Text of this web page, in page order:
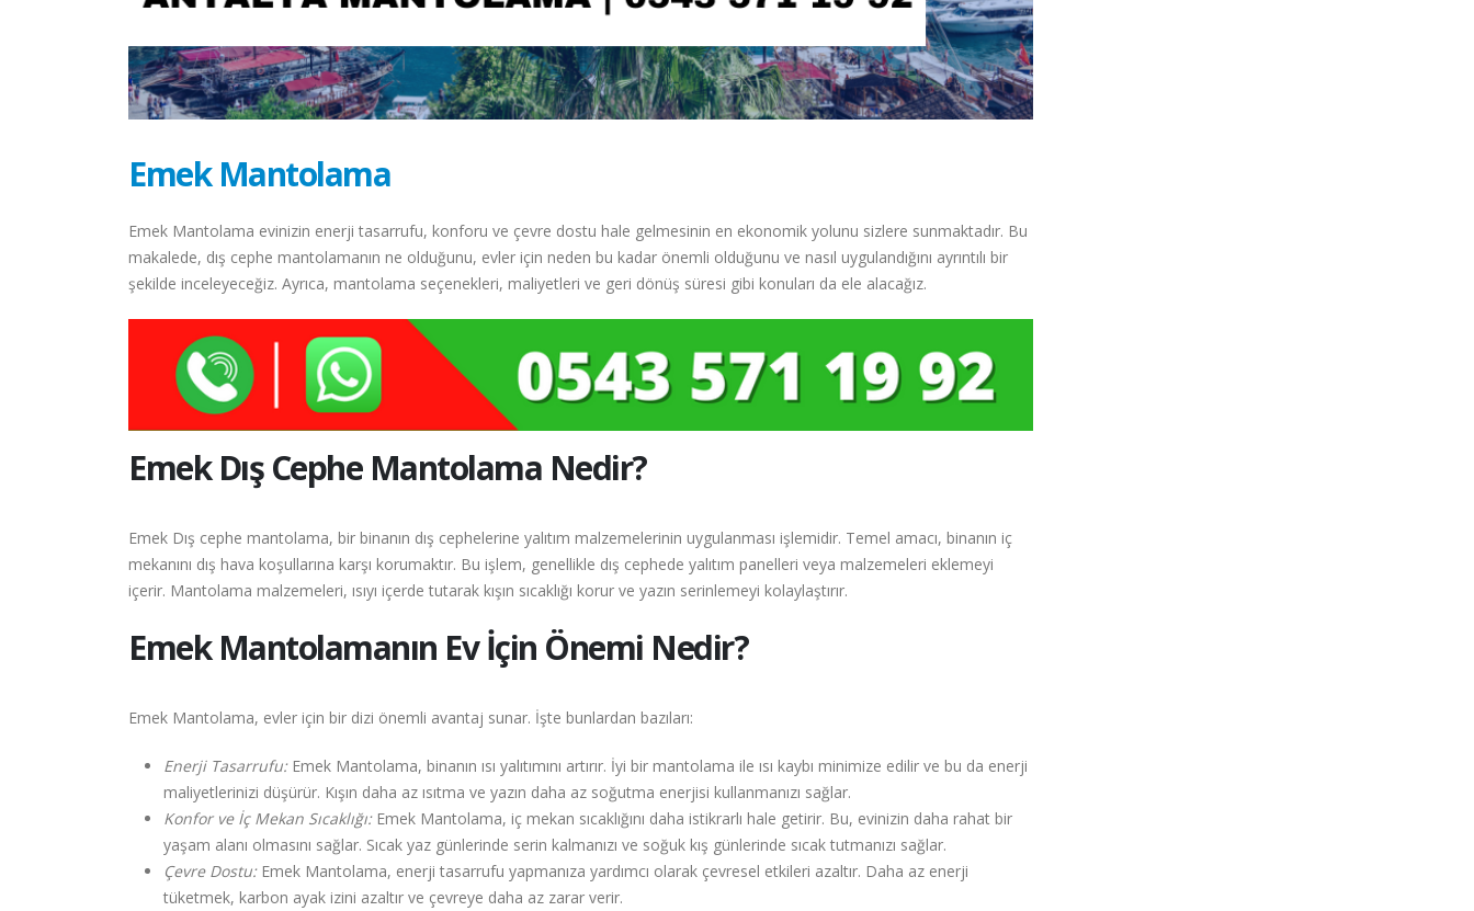
Emek Mantolama
Emek Mantolama evinizin enerji tasarrufu, konforu ve çevre dostu hale gelmesinin en ekonomik yolunu sizlere sunmaktadır. Bu
makalede, dış cephe mantolamanın ne olduğunu, evler için neden bu kadar önemli olduğunu ve nasıl uygulandığını ayrıntılı bir
şekilde inceleyeceğiz. Ayrıca, mantolama seçenekleri, maliyetleri ve geri dönüş süresi gibi konuları da ele alacağız.
EmekDış Cephe Mantolama Nedir?
Emek Dış cephe mantolama, bir binanın dış cephelerine yalıtım malzemelerinin uygulanması işlemidir. Temel amacı, binanın iç
mekanını dış hava koşullarına karşı korumaktır. Bu işlem, genellikle dış cephede yalıtım panelleri veya malzemeleri eklemeyi
içerir. Mantolama malzemeleri, ısıyı içerde tutarak kışın sıcaklığı korur ve yazın serinlemeyi kolaylaştırır.
EmekMantolamanın Ev İçin Önemi Nedir?
Emek Mantolama, evler için bir dizi önemli avantaj sunar. İşte bunlardan bazıları:
Enerji Tasarrufu:Emek Mantolama, binanın ısı yalıtımını artırır. İyi bir mantolama ile ısı kaybı minimize edilir ve bu da enerji
maliyetlerinizi düşürür. Kışın daha az ısıtma ve yazın daha az soğutma enerjisi kullanmanızı sağlar.
Konfor ve İç Mekan Sıcaklığı:Emek Mantolama, iç mekan sıcaklığını daha istikrarlı hale getirir. Bu, evinizin daha rahat bir
yaşam alanı olmasını sağlar. Sıcak yaz günlerinde serin kalmanızı ve soğuk kış günlerinde sıcak tutmanızı sağlar.
Çevre Dostu:Emek Mantolama, enerji tasarrufu yapmanıza yardımcı olarak çevresel etkileri azaltır. Daha az enerji
tüketmek, karbon ayak izini azaltır ve çevreye daha az zarar verir.